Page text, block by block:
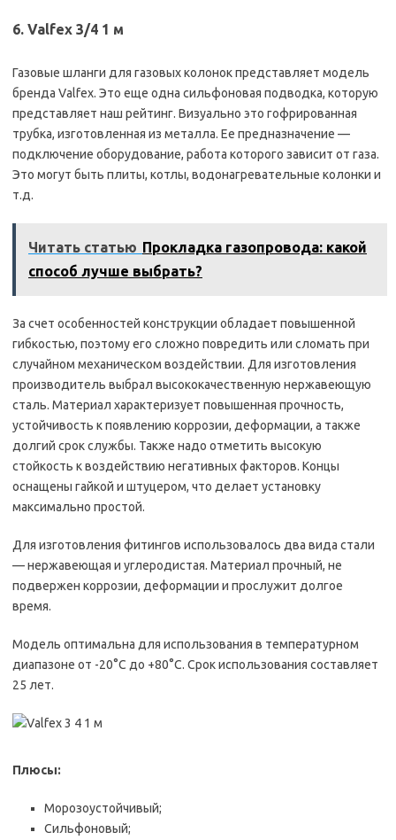
6. Valfex 3/4 1 м
Газовые шланги для газовых колонок представляет модель
бренда Valfex. Это еще одна сильфоновая подводка, которую
представляет наш рейтинг. Визуально это гофрированная
трубка, изготовленная из металла. Ее предназначение —
подключение оборудование, работа которого зависит от газа.
Это могут быть плиты, котлы, водонагревательные колонки и
т.д.
Читать статью Прокладка газопровода: какой
способ лучше выбрать?
За счет особенностей конструкции обладает повышенной
гибкостью, поэтому его сложно повредить или сломать при
случайном механическом воздействии. Для изготовления
производитель выбрал высококачественную нержавеющую
сталь. Материал характеризует повышенная прочность,
устойчивость к появлению коррозии, деформации, а также
долгий срок службы. Также надо отметить высокую
стойкость к воздействию негативных факторов. Концы
оснащены гайкой и штуцером, что делает установку
максимально простой.
Для изготовления фитингов использовалось два вида стали
— нержавеющая и углеродистая. Материал прочный, не
подвержен коррозии, деформации и прослужит долгое
время.
Модель оптимальна для использования в температурном
диапазоне от -20°С до +80°С. Срок использования составляет
25 лет.
Плюсы:
Морозоустойчивый;
Сильфоновый;